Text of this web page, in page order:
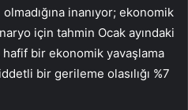
inanıyor; ekonomik
için tahmin Ocak ayındaki
hafif bir ekonomik yavaşlama
bir gerileme olasılığı %7